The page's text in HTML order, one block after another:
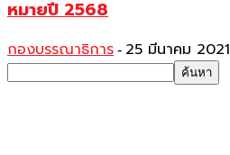
หมายปี 2568
กองบรรณาธิการ - 25 มีนาคม 2021